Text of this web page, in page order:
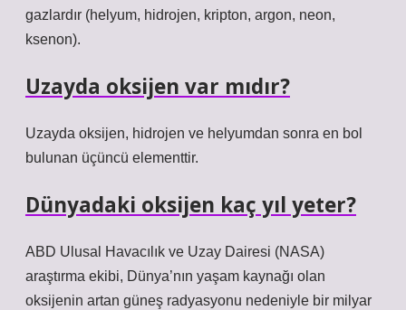
gazlardır (helyum, hidrojen, kripton, argon, neon,
ksenon).
Uzayda oksijen var mıdır?
Uzayda oksijen, hidrojen ve helyumdan sonra en bol
bulunan üçüncü elementtir.
Dünyadaki oksijen kaç yıl yeter?
ABD Ulusal Havacılık ve Uzay Dairesi (NASA)
araştırma ekibi, Dünya’nın yaşam kaynağı olan
oksijenin artan güneş radyasyonu nedeniyle bir milyar